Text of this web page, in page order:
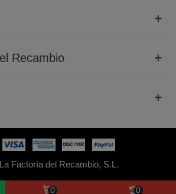
Recambio
Factoría del Recambio, S.L.
0 0